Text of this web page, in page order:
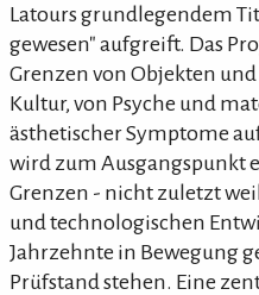
Latours grundlegendem
gewesen" aufgreift. Das
Grenzen von Objekten
Kultur, von Psyche und
ästhetischer Symptome
wird zum Ausgangspunkt
Grenzen - nicht zuletzt
und technologischen
Jahrzehnte in Bewegung
Prüfstand stehen. Eine